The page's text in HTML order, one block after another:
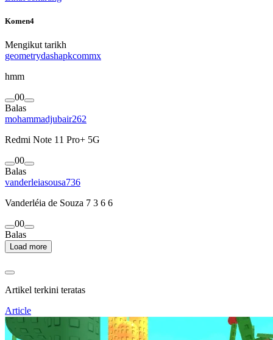
Komen4
Mengikut tarikh
geometrydashapkcommx
hmm
00
Balas
mohammadjubair262
Redmi Note 11 Pro+ 5G
00
Balas
vanderleiasousa736
Vanderléia de Souza 7 3 6 6
00
Balas
Load more
Artikel terkini teratas
Article